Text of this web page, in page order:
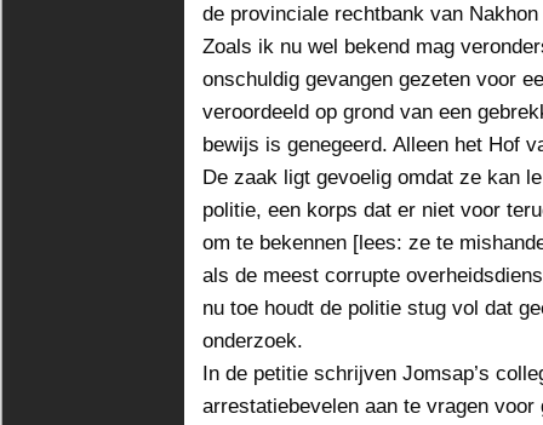
de provinciale rechtbank van
Zoals ik nu wel bekend mag
onschuldig gevangen gezeten voor
veroordeeld op grond van een
bewijs is genegeerd. Alleen het Hof
De zaak ligt gevoelig omdat ze kan
politie, een korps dat er niet voor
om te bekennen [lees: ze te
als de meest corrupte
nu toe houdt de politie stug vol dat
onderzoek.
In de petitie schrijven Jomsap’s
arrestatiebevelen aan te vragen